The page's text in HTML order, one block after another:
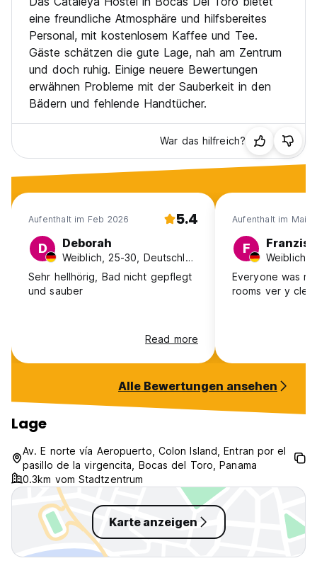
eine freundliche Atmosphäre und hilfsbereites
Personal, mit kostenlosem Kaffee und Tee.
Gäste schätzen die gute Lage, nah am Zentrum
und doch ruhig. Einige neuere Bewertungen
erwähnen Probleme mit der Sauberkeit in den
Bädern und fehlende Handtücher.
War das hilfreich?
Aufenthalt im Feb 2026 5.4
D Deborah
Weiblich, 25-30, Deutschland
Sehr hellhörig, Bad nicht gepflegt
und sauber
Read more
Aufenthalt im Mai
F
Everyone was
rooms ver y
Alle Bewertungen ansehen
Lage
Av. E norte vía Aeropuerto, Colon Island, Entran por el
pasillo de la virgencita, Bocas del Toro, Panama
0.3km vom Stadtzentrum
Karte anzeigen